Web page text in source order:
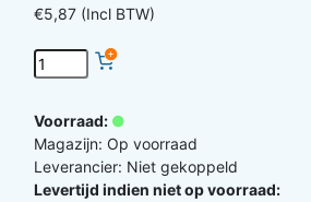
€5,87 (Incl BTW)
Voorraad:
Magazijn: Op voorraad
Leverancier: Niet gekoppeld
Levertijd indien niet op voorraad: